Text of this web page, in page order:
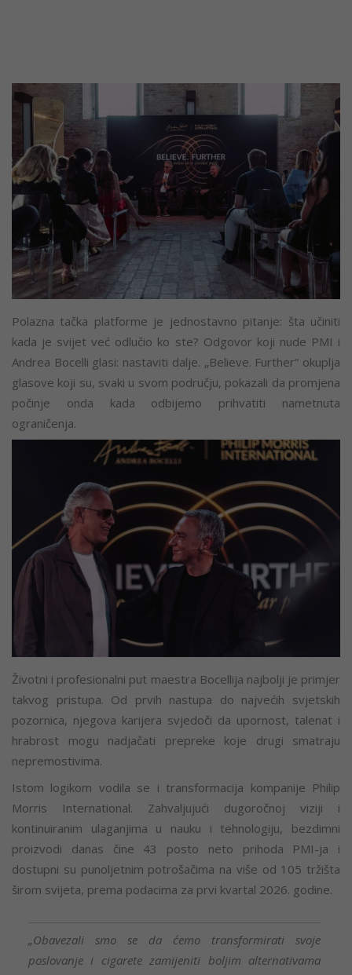
Polazna tačka platforme je jednostavno pitanje: šta učiniti
kada je svijet već odlučio ko ste? Odgovor koji nude PMI i
Andrea Bocelli glasi: nastaviti dalje. „Believe. Further“ okuplja
glasove koji su, svaki u svom području, pokazali da promjena
počinje onda kada odbijemo prihvatiti nametnuta
ograničenja.
Životni i profesionalni put maestra Bocellija najbolji je primjer
takvog pristupa. Od prvih nastupa do najvećih svjetskih
pozornica, njegova karijera svjedoči da upornost, talenat i
hrabrost mogu nadjačati prepreke koje drugi smatraju
nepremostivima.
Istom logikom vodila se i transformacija kompanije Philip
Morris International. Zahvaljujući dugoročnoj viziji i
kontinuiranim ulaganjima u nauku i tehnologiju, bezdimni
proizvodi danas čine 43 posto neto prihoda PMI-ja i
dostupni su punoljetnim potrošačima na više od 105 tržišta
širom svijeta, prema podacima za prvi kvartal 2026. godine.
„Obavezali smo se da ćemo transformirati svoje
poslovanje i cigarete zamijeniti boljim alternativama